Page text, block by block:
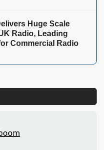
Huge Scale
Radio, Leading
Commercial Radio